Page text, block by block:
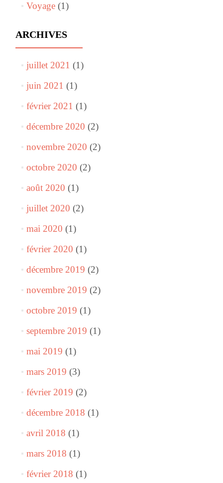
Voyage(1)
ARCHIVES
juillet 2021 (1)
juin 2021 (1)
février 2021 (1)
décembre 2020 (2)
novembre 2020 (2)
octobre 2020 (2)
août 2020 (1)
juillet 2020 (2)
mai 2020 (1)
février 2020 (1)
décembre 2019 (2)
novembre 2019 (2)
octobre 2019 (1)
septembre 2019 (1)
mai 2019 (1)
mars 2019 (3)
février 2019 (2)
décembre 2018 (1)
avril 2018 (1)
mars 2018 (1)
février 2018 (1)